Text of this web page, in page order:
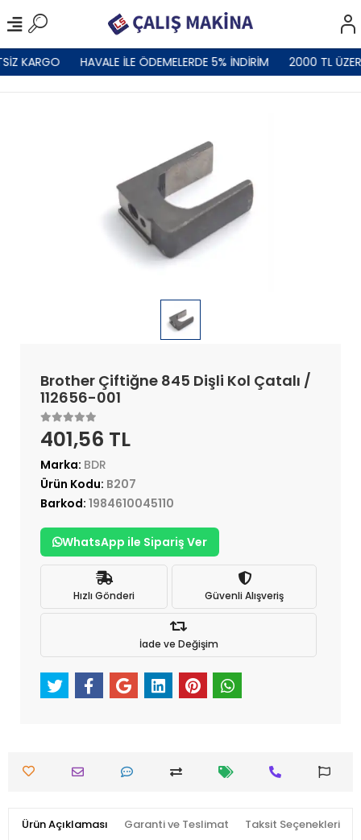
KARGO HAVALE İLE ÖDEMELERDE 5% İNDİRİM 2000 TL
Brother Çiftiğne 845 Dişli Kol Çatalı /
112656-001
401,56 TL
Marka: BDR
Ürün Kodu: B207
Barkod: 1984610045110
WhatsApp ile Sipariş Ver
Hızlı Gönderi Güvenli Alışveriş
İade ve Değişim
Ürün Açıklaması Garanti ve Teslimat Taksit Seçenekleri